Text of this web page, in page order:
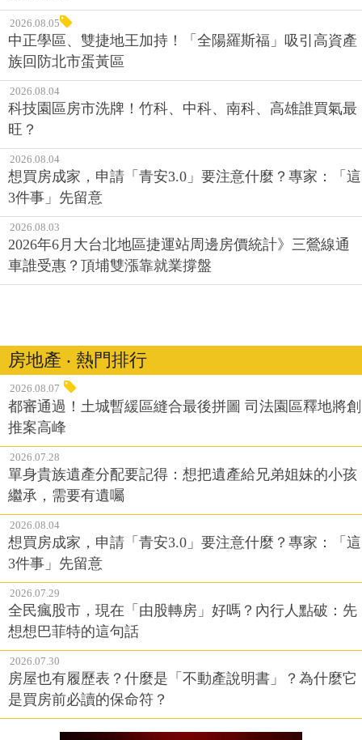
2026.08.05
中正學區、雙捷地王加持！「全陽羅斯福」吸引高資產
族回防北市蛋黃區
2026.08.04
科技園區房市洗牌！竹科、中科、南科、高雄誰買氣最
旺？
2026.08.04
想買房成家，申請「青安3.0」要注意什麼？專家：「這
3件事」先留意
2026.08.03
2026年6月大台北地區捷運站周邊房價統計》三鶯線通
車誰受惠？頂埔雙漲靠就業撐盤
房地產 ‧ 熱門排行
2026.08.07
都審通過！土城暫緩區縫合最後拼圖 司法園區釋地將創
推案高峰
2026.07.28
單身貴族遺產分配要記得：想把遺產給兄弟姐妹的小孩
繼承，需要有遺囑
2026.08.04
想買房成家，申請「青安3.0」要注意什麼？專家：「這
3件事」先留意
2026.07.29
全民瘋股市，現在「由股轉房」好嗎？內行人點破：先
想想巴菲特的這句話
2026.07.30
房屋也有履歷表？什麼是「不動產說明書」？為什麼它
是買房前必讀的保命符？